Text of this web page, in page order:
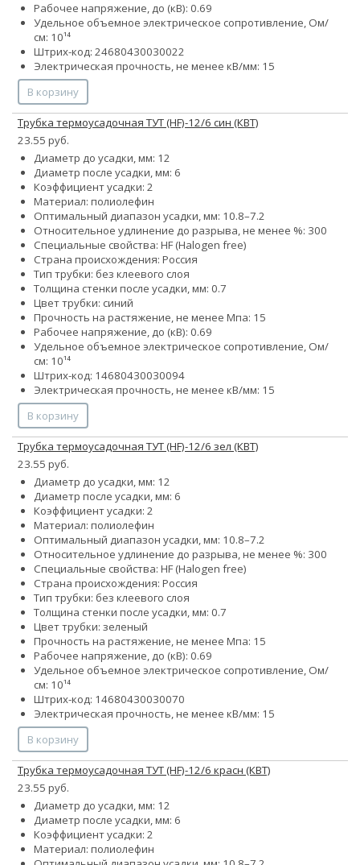
Рабочее напряжение, до (кВ): 0.69
Удельное объемное электрическое сопротивление, Ом/
см: 10¹⁴
Штрих-код: 24680430030022
Электрическая прочность, не менее кВ/мм: 15
В корзину
Трубка термоусадочная ТУТ (HF)-12/6 син (КВТ)
23.55 руб.
Диаметр до усадки, мм: 12
Диаметр после усадки, мм: 6
Коэффициент усадки: 2
Материал: полиолефин
Оптимальный диапазон усадки, мм: 10.8–7.2
Относительное удлинение до разрыва, не менее %: 300
Специальные свойства: HF (Halogen free)
Страна происхождения: Россия
Тип трубки: без клеевого слоя
Толщина стенки после усадки, мм: 0.7
Цвет трубки: синий
Прочность на растяжение, не менее Мпа: 15
Рабочее напряжение, до (кВ): 0.69
Удельное объемное электрическое сопротивление, Ом/
см: 10¹⁴
Штрих-код: 14680430030094
Электрическая прочность, не менее кВ/мм: 15
В корзину
Трубка термоусадочная ТУТ (HF)-12/6 зел (КВТ)
23.55 руб.
Диаметр до усадки, мм: 12
Диаметр после усадки, мм: 6
Коэффициент усадки: 2
Материал: полиолефин
Оптимальный диапазон усадки, мм: 10.8–7.2
Относительное удлинение до разрыва, не менее %: 300
Специальные свойства: HF (Halogen free)
Страна происхождения: Россия
Тип трубки: без клеевого слоя
Толщина стенки после усадки, мм: 0.7
Цвет трубки: зеленый
Прочность на растяжение, не менее Мпа: 15
Рабочее напряжение, до (кВ): 0.69
Удельное объемное электрическое сопротивление, Ом/
см: 10¹⁴
Штрих-код: 14680430030070
Электрическая прочность, не менее кВ/мм: 15
В корзину
Трубка термоусадочная ТУТ (HF)-12/6 красн (КВТ)
23.55 руб.
Диаметр до усадки, мм: 12
Диаметр после усадки, мм: 6
Коэффициент усадки: 2
Материал: полиолефин